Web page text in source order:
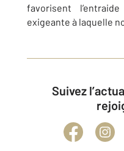
favorisent
exigeante à laquelle
Suivez l’actualité immobilière et